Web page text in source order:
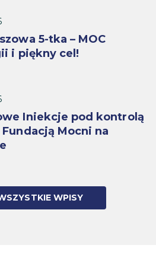
5-tka – MOC
i piękny cel!
Iniekcje pod kontrolą
Fundacją Mocni na
WPISY